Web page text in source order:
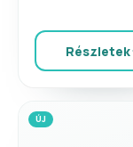
Részletek
ÚJ